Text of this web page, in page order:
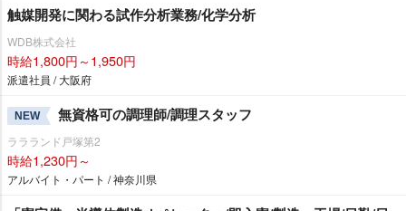
触媒開発に関わる試作分析業務/化学分析
WDB株式会社
時給1,800円～1,950円
派遣社員 / 大阪府
NEW 無資格可の調理師/調理スタッフ
ララランド戸塚第2
時給1,230円～
アルバイト・パート / 神奈川県